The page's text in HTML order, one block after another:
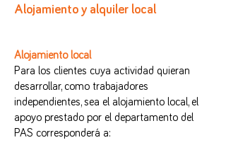
Alojamiento y alquiler local
Alojamiento local
Para los clientes cuya actividad quieran
desarrollar, como trabajadores
independientes, sea el alojamiento local, el
apoyo prestado por el departamento del
PAS corresponderá a: